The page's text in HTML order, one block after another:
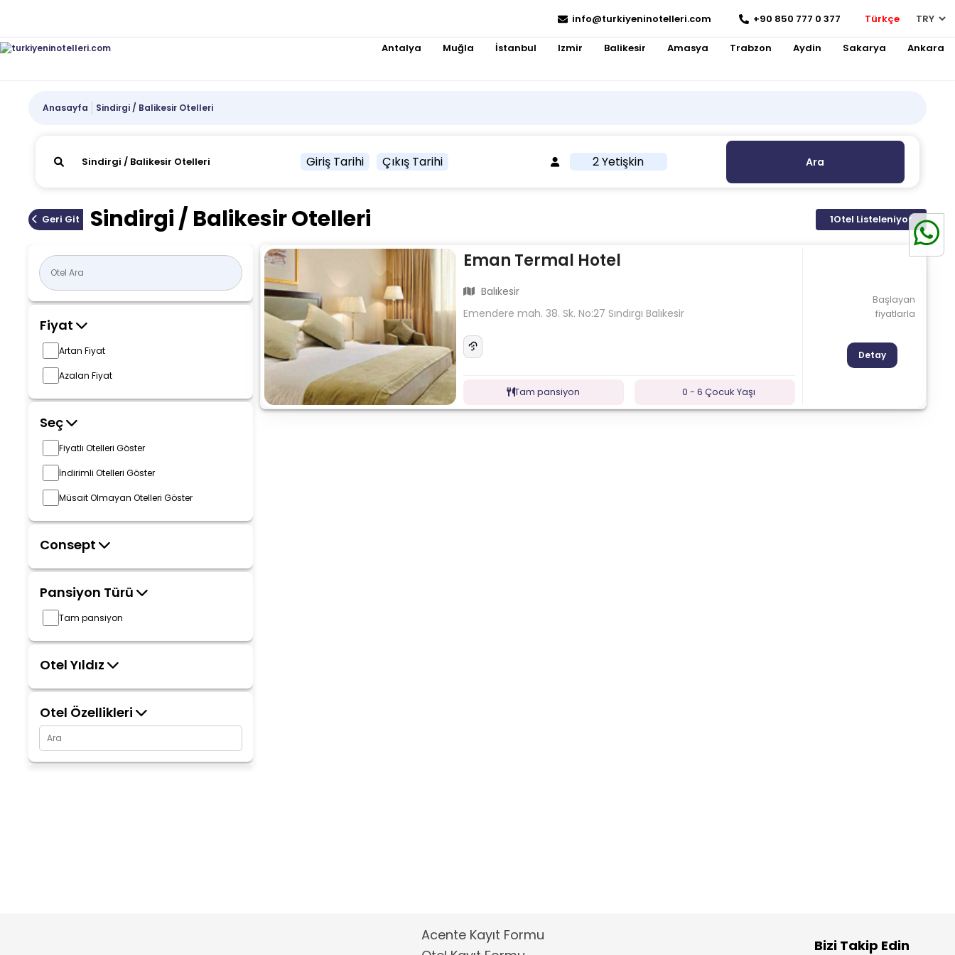
info@turkiyeninotelleri.com +90 850 777 0 377 Türkçe
Antalya Muğla İstanbul Izmir Balikesir Amasya Trabzon Aydin Sakarya Ankara
Anasayfa Sindirgi / Balikesir Otelleri
Giriş Tarihi Çıkış Tarihi 2 Yetişkin Ara
Geri Git Sindirgi / Balikesir Otelleri 1Otel Listeleniyor
Fiyat
Artan Fiyat
Azalan Fiyat
Seç
Fiyatlı Otelleri Göster
İndirimli Otelleri Göster
Müsait Olmayan Otelleri Göster
Consept
Pansiyon Türü
Tam pansiyon
Otel Yıldız
Otel Özellikleri
Eman Termal Hotel
Balıkesir
Emendere mah. 38. Sk. No:27 Sındırgı Balıkesir
Tam pansiyon 0 - 6 Çocuk Yaşı
Başlayan
fiyatlarla
Detay
Acente Kayıt Formu
Bizi Takip Edin